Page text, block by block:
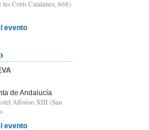
Corts Catalanes, 668)
evento
de Andalucía
Alfonso XIII (San
evento